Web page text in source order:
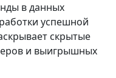
в данных
успешной
скрытые
и выигрышных